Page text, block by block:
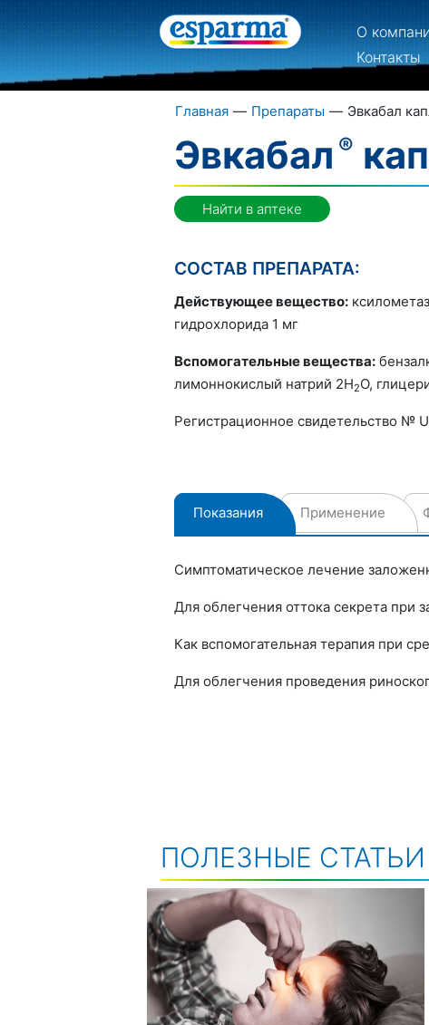
О
Контакты
Главная — Препараты — Эвкабал
Эвкабал
Найти в аптеке
СОСТАВ ПРЕПАРАТА:
Действующее вещество:
гидрохлорида 1 мг
Вспомогательные вещества:
лимоннокислый натрий 2Н2О,
Регистрационное свидетельство №
Показания Применение
Симптоматическое лечение
Для облегчения оттока секрета при
Как вспомогательная терапия при
Для облегчения проведения
ПОЛЕЗНЫЕ СТАТЬИ